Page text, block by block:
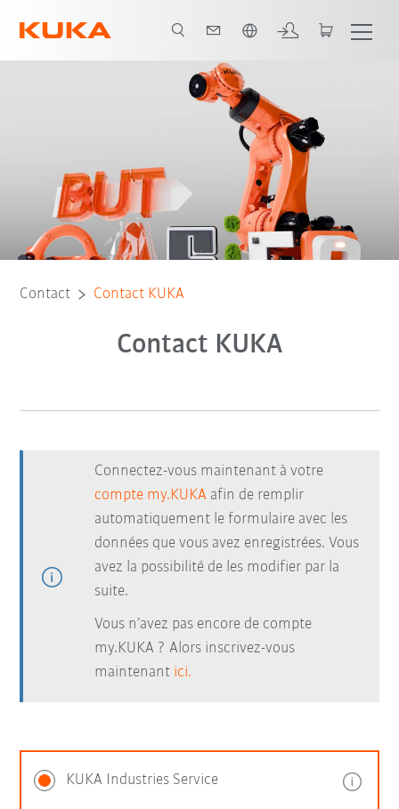
Contact Contact KUKA
Contact KUKA
Connectez-vous maintenant à votre
compte my.KUKA afin de remplir
automatiquement le formulaire avec les
données que vous avez enregistrées. Vous
avez la possibilité de les modifier par la
suite.
Vous n’avez pas encore de compte
my.KUKA ? Alors inscrivez-vous
maintenant ici.
KUKA Industries Service